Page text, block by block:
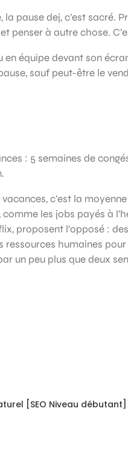
la pause dej, c’est sacré.
penser à autre chose.
en équipe devant son
sauf peut-être le
: 5 semaines de
c’est la
les jobs payés à
proposent l’opposé :
humaines
un peu plus que deux
[SEO Niveau débutant]